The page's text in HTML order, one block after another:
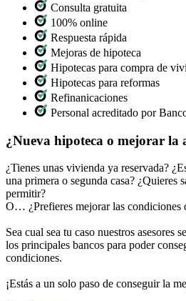
Consulta gratuita
100% online
Respuesta rápida
Mejoras de hipoteca
Hipotecas para compra de
Hipotecas para reformas
Refinanicaciones
Personal acreditado por
¿Nueva hipoteca o mejorar la
¿Tienes unas vivienda ya reservada?
una primera o segunda casa? ¿Quieres
permitir?
O… ¿Prefieres mejorar las condiciones
Sea cual sea tu caso nuestros asesores
los principales bancos para poder
condiciones.
¡Estás a un solo paso de conseguir la